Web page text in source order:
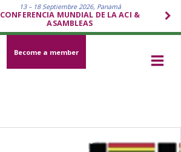
13 – 18 Septiembre 2026, Panamá
CONFERENCIA MUNDIAL DE LA ACI &
ASAMBLEAS
Become a member